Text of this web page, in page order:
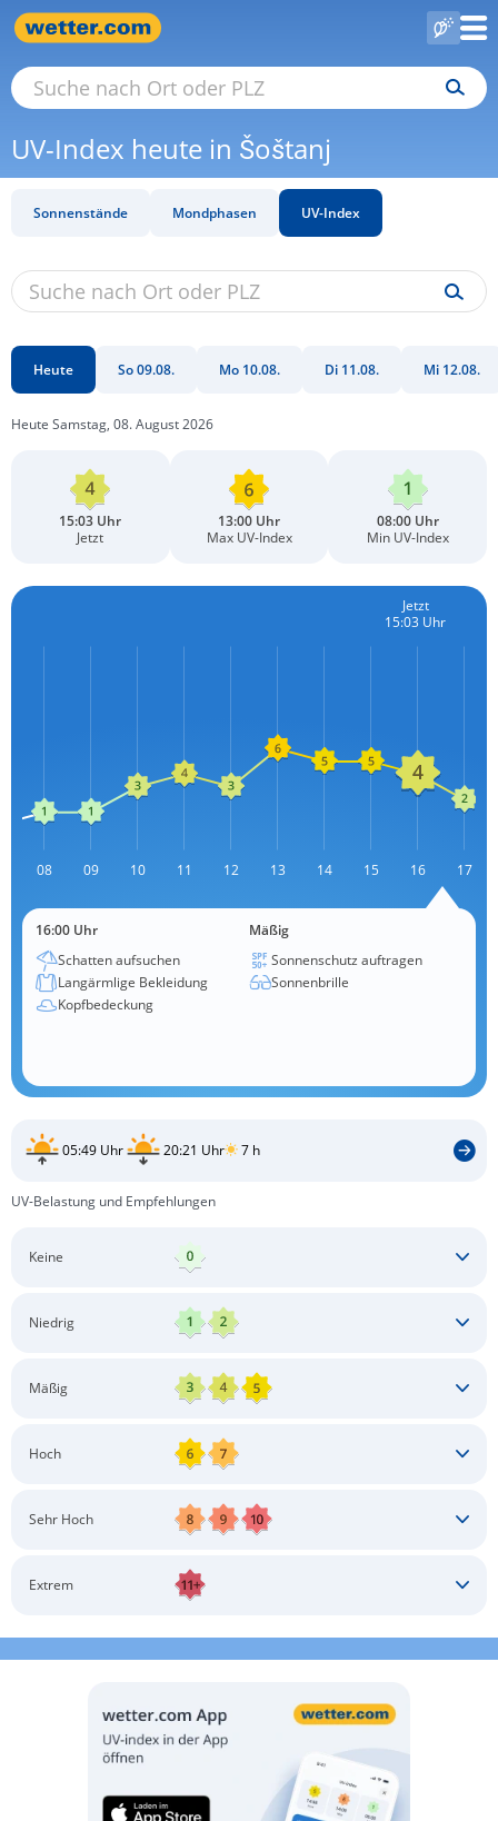
UV-Index heute in Šoštanj
Sonnenstände Mondphasen UV-Index
Heute So 09.08. Mo 10.08. Di 11.08. Mi 12.08.
Heute Samstag, 08. August 2026
15:03 Uhr
Jetzt
13:00 Uhr
Max UV-Index
08:00 Uhr
Min UV-Index
Jetzt
15:03 Uhr
L
08 09 10 11 12 13 14 15 16 17
16:00 Uhr
Schatten aufsuchen
Langärmlige Bekleidung
Kopfbedeckung
Mäßig
Sonnenschutz auftragen
Sonnenbrille
05:49 Uhr 20:21 Uhr 7 h
UV-Belastung und Empfehlungen
Keine
Niedrig
Mäßig
Langärmlige Bekleidung
Hoch
Langärmlige Bekleidung
Sonnenbrille
Sehr Hoch
Langärmlige Bekleidung
Extrem